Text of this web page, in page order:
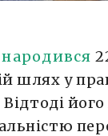
народився
шлях у
Відтоді